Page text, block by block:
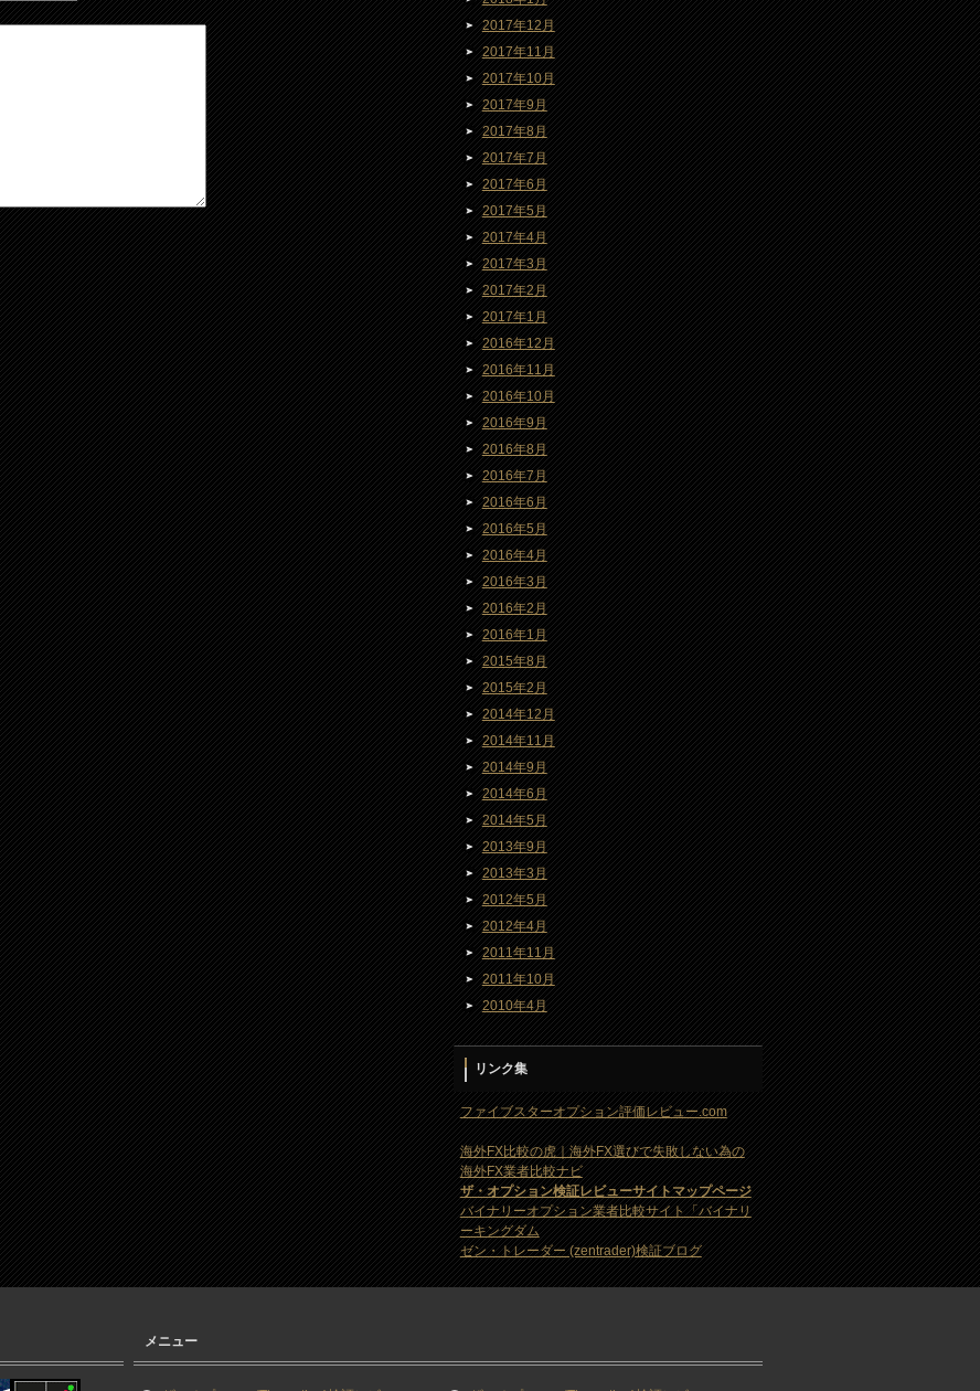
2017年12月
2017年11月
2017年10月
2017年9月
2017年8月
2017年7月
2017年6月
2017年5月
2017年4月
2017年3月
2017年2月
2017年1月
2016年12月
2016年11月
2016年10月
2016年9月
2016年8月
2016年7月
2016年6月
2016年5月
2016年4月
2016年3月
2016年2月
2016年1月
2015年8月
2015年2月
2014年12月
2014年11月
2014年9月
2014年6月
2014年5月
2013年9月
2013年3月
2012年5月
2012年4月
2011年11月
2011年10月
2010年4月
リンク集
ファイブスターオプション評価レビュー.com
海外FX比較の虎｜海外FX選びで失敗しない為の
海外FX業者比較ナビ
ザ・オプション検証レビューサイトマップページ
バイナリーオプション業者比較サイト「バイナリ
ーキングダム
ゼン・トレーダー (zentrader)検証ブログ
メニュー